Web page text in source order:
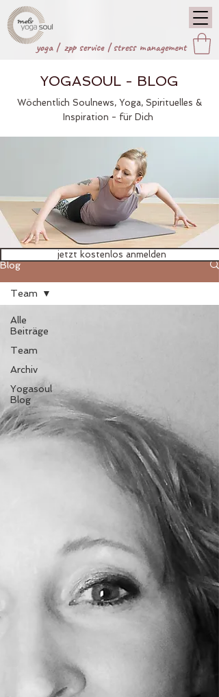
yoga | zpp service|stress management
YOGASOUL - BLOG
Wöchentlich Soulnews, Yoga, Spirituelles &
Inspiration - für Dich
Blog
Alle
Beiträge
Team
Archiv
Yogasoul
Blog
Team
jetzt kostenlos anmelden